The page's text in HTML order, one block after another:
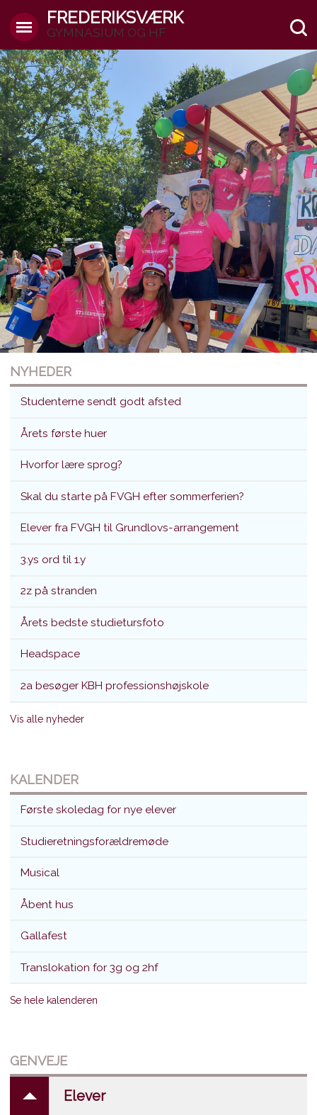
FREDERIKSVÆRK
GYMNASIUM OG HF
Studenterne sendt godt afsted
NYHEDER
Studenterne sendt godt afsted
Årets første huer
Hvorfor lære sprog?
Skal du starte på FVGH efter sommerferien?
Elever fra FVGH til Grundlovs-arrangement
3.ys ord til 1.y
2z på stranden
Årets bedste studietursfoto
Headspace
2a besøger KBH professionshøjskole
Vis alle nyheder
KALENDER
Første skoledag for nye elever
Studieretningsforældremøde
Musical
Åbent hus
Gallafest
Translokation for 3g og 2hf
Se hele kalenderen
GENVEJE
Elever